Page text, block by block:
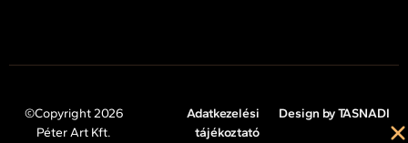
©Copyright 2026
Péter Art Kft.
Adatkezelési
tájékoztató
Design by TASNADI